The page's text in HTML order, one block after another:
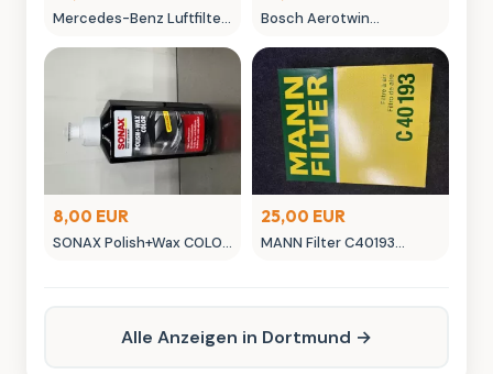
Mercedes-Benz Luftfilter
Ersatzteil
Bosch Aerotwin
neuwertig in OVP
8,00 EUR
SONAX Polish+Wax COLOR
25,00 EUR
MANN Filter C40193
Alle Anzeigen in Dortmund →